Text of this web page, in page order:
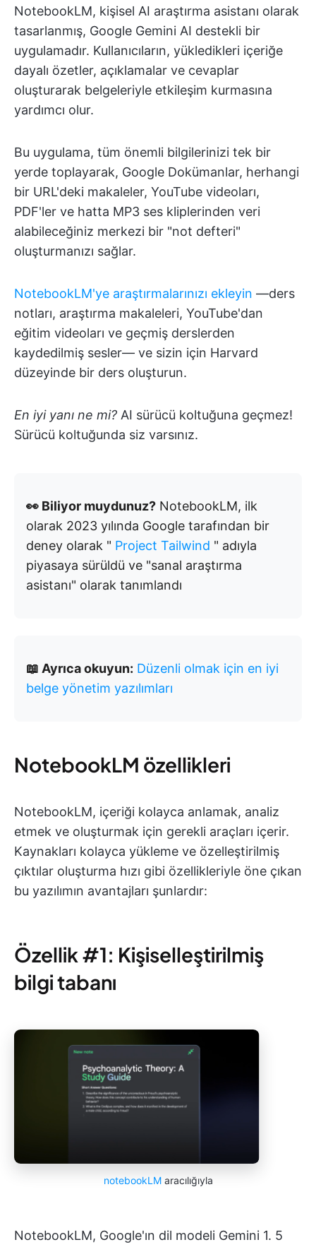
NotebookLM, kişisel AI araştırma asistanı olarak
tasarlanmış, Google Gemini AI destekli bir
uygulamadır. Kullanıcıların, yükledikleri içeriğe
dayalı özetler, açıklamalar ve cevaplar
oluşturarak belgeleriyle etkileşim kurmasına
yardımcı olur.
Bu uygulama, tüm önemli bilgilerinizi tek bir
yerde toplayarak, Google Dokümanlar, herhangi
bir URL'deki makaleler, YouTube videoları,
PDF'ler ve hatta MP3 ses kliplerinden veri
alabileceğiniz merkezi bir "not defteri"
oluşturmanızı sağlar.
NotebookLM'ye araştırmalarınızı ekleyin —ders
notları, araştırma makaleleri, YouTube'dan
eğitim videoları ve geçmiş derslerden
kaydedilmiş sesler— ve sizin için Harvard
düzeyinde bir ders oluşturun.
En iyi yanı ne mi? AI sürücü koltuğuna geçmez!
Sürücü koltuğunda siz varsınız.
👀 Biliyor muydunuz? NotebookLM, ilk
olarak 2023 yılında Google tarafından bir
deney olarak " Project Tailwind " adıyla
piyasaya sürüldü ve "sanal araştırma
asistanı" olarak tanımlandı
📖 Ayrıca okuyun: Düzenli olmak için en iyi
belge yönetim yazılımları
NotebookLM özellikleri
NotebookLM, içeriği kolayca anlamak, analiz
etmek ve oluşturmak için gerekli araçları içerir.
Kaynakları kolayca yükleme ve özelleştirilmiş
çıktılar oluşturma hızı gibi özellikleriyle öne çıkan
bu yazılımın avantajları şunlardır:
Özellik #1: Kişiselleştirilmiş
bilgi tabanı
notebookLMaracılığıyla
NotebookLM, Google'ın dil modeli Gemini 1. 5